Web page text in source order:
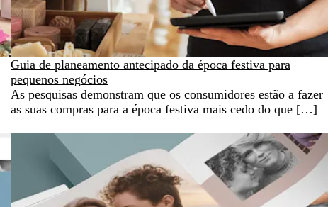
Guia de planeamento antecipado da época festiva para
pequenos negócios
As pesquisas demonstram que os consumidores estão a fazer
as suas compras para a época festiva mais cedo do que […]